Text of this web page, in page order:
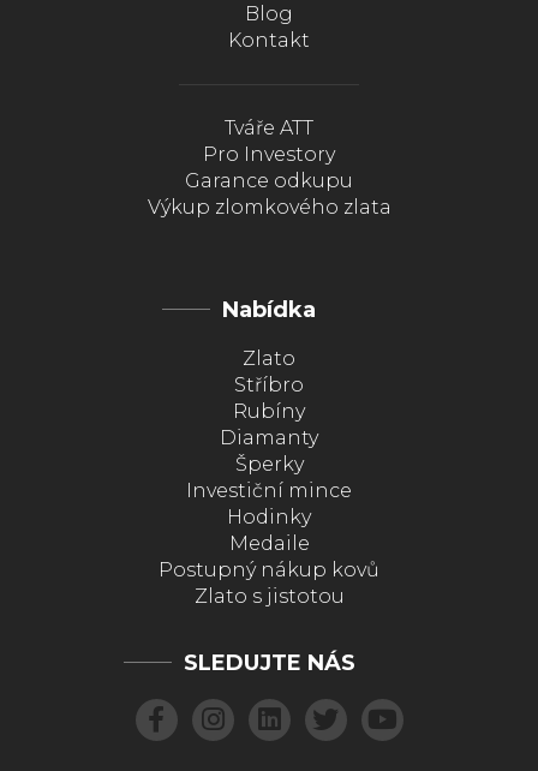
Blog
Kontakt
Tváře ATT
Pro Investory
Garance odkupu
Výkup zlomkového zlata
Nabídka
Zlato
Stříbro
Rubíny
Diamanty
Šperky
Investiční mince
Hodinky
Medaile
Postupný nákup kovů
Zlato s jistotou
SLEDUJTE NÁS